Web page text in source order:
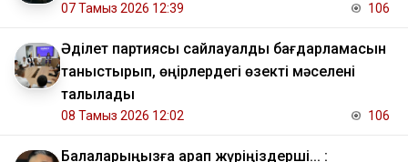
07 Тамыз 2026 12:39 106
Әділет партиясы сайлауалды бағдарламасын
таныстырып, өңірлердегі өзекті мәселені
талқылады
08 Тамыз 2026 12:02 106
Балаларыңызға қарап жүріңіздерші... :